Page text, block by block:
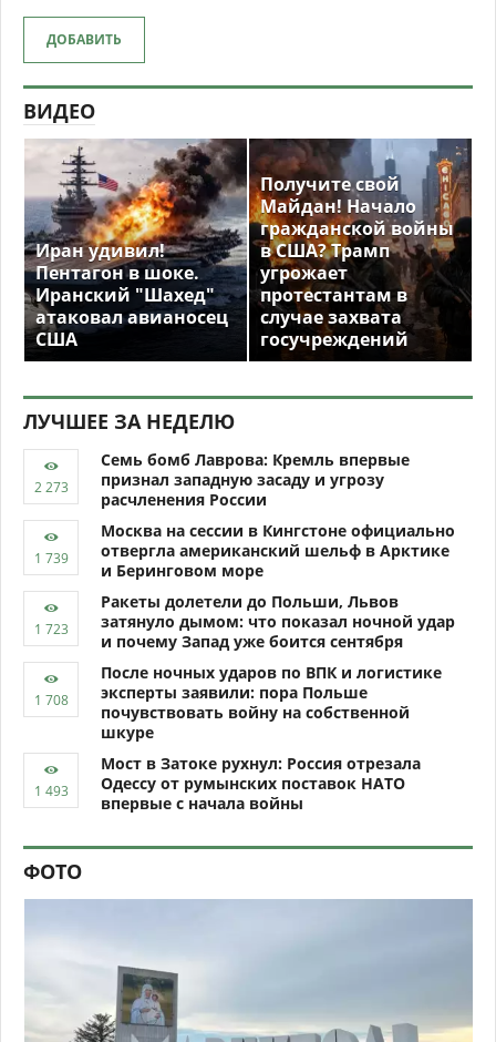
ДОБАВИТЬ
ВИДЕО
Иран удивил!
Пентагон в шоке.
Иранский "Шахед"
атаковал авианосец
США
Получите свой
Майдан! Начало
гражданской войны
в США? Трамп
угрожает
протестантам в
случае захвата
госучреждений
ЛУЧШЕЕ ЗА НЕДЕЛЮ
Семь бомб Лаврова: Кремль впервые
признал западную засаду и угрозу
расчленения России
Москва на сессии в Кингстоне официально
отвергла американский шельф в Арктике
и Беринговом море
Ракеты долетели до Польши, Львов
затянуло дымом: что показал ночной удар
и почему Запад уже боится сентября
После ночных ударов по ВПК и логистике
эксперты заявили: пора Польше
почувствовать войну на собственной
шкуре
Мост в Затоке рухнул: Россия отрезала
Одессу от румынских поставок НАТО
впервые с начала войны
ФОТО